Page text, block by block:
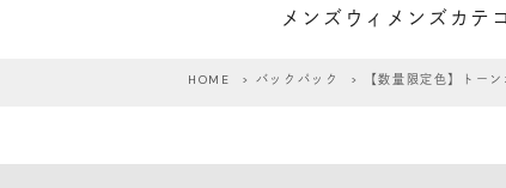
メンズ ウィメンズカテ
HOME > バックパック > 【数量限定色】トーン